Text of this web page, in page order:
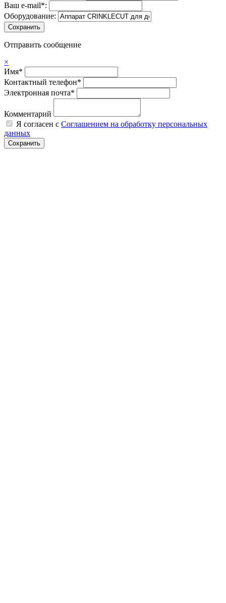
Ваш e-mail*:
Оборудование:
Отправить сообщение
×
Имя*
Контактный телефон*
Электронная почта*
Комментарий
Я согласен с Соглашением на обработку персональных
данных